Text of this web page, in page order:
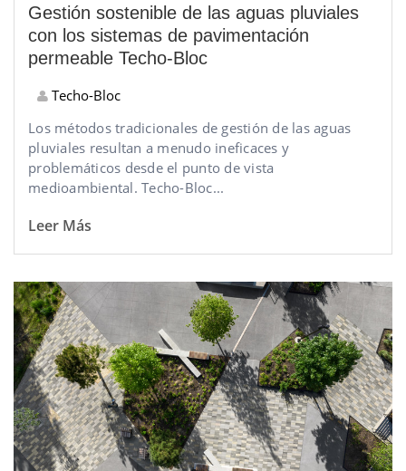
Gestión sostenible de las aguas pluviales
con los sistemas de pavimentación
permeable Techo-Bloc
Techo-Bloc
Los métodos tradicionales de gestión de las aguas
pluviales resultan a menudo ineficaces y
problemáticos desde el punto de vista
medioambiental. Techo-Bloc...
Leer Más